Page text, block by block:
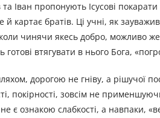
та Іван пропонують Ісусові
картає братів. Ці учні, як
чинячи якесь добро, можливо
готові втягувати в нього Бога,
дорогою не гніву, а рішучої
покірності, зовсім не
є ознакою слабкості, а навпаки,